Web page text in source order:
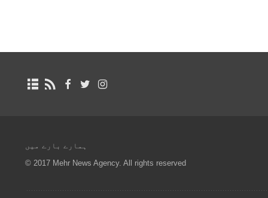
ہمارے بارے میں
© 2017 Mehr News Agency. All rights reserved